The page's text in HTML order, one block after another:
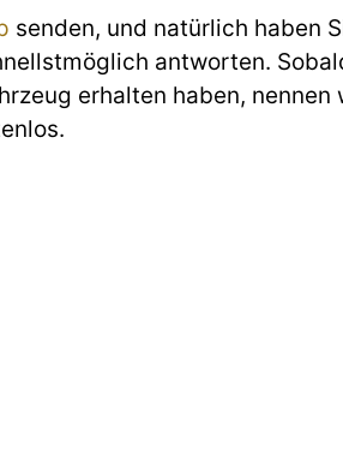
senden, und natürlich haben
antworten.
erhalten haben,